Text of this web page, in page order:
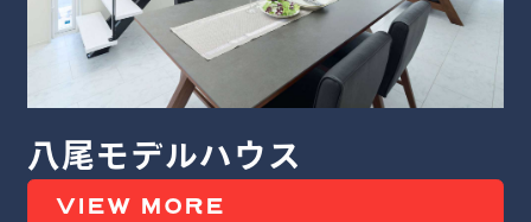
堺モデルハウス
VIEW MORE